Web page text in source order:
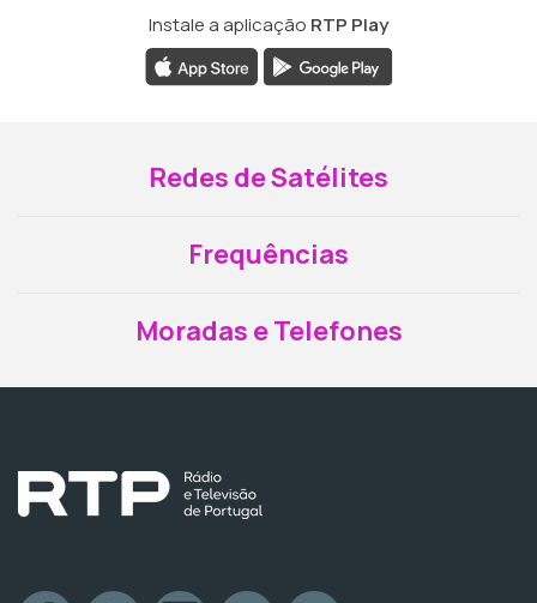
Instale a aplicação RTP Play
Redes de Satélites
Frequências
Moradas e Telefones